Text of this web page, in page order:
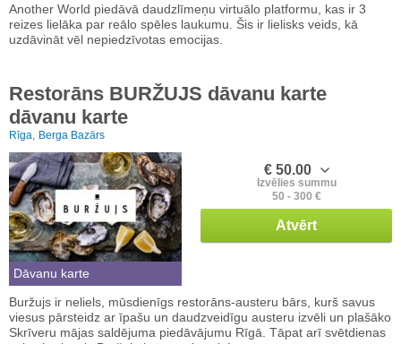
Another World piedāvā daudzlīmeņu virtuālo platformu, kas ir 3
reizes lielāka par reālo spēles laukumu. Šis ir lielisks veids, kā
uzdāvināt vēl nepiedzīvotas emocijas.
Restorāns BURŽUJS dāvanu karte
dāvanu karte
Rīga, Berga Bazārs
Dāvanu karte
€ 50.00
Izvēlies summu
50 - 300 €
Atvērt
Buržujs ir neliels, mūsdienīgs restorāns-austeru bārs, kurš savus
viesus pārsteidz ar īpašu un daudzveidīgu austeru izvēli un plašāko
Skrīveru mājas saldējuma piedāvājumu Rīgā. Tāpat arī svētdienas